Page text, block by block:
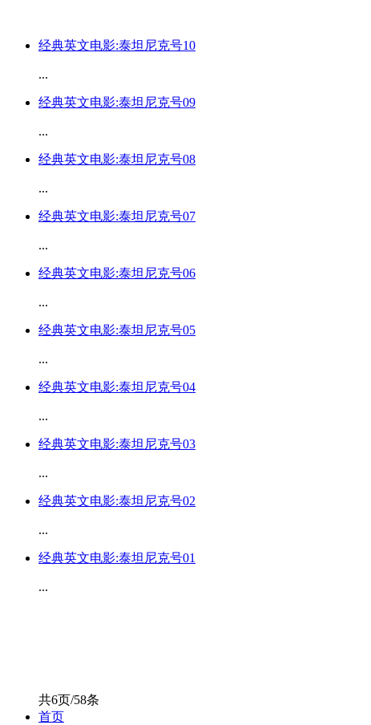
经典英文电影:泰坦尼克号10
...
经典英文电影:泰坦尼克号09
...
经典英文电影:泰坦尼克号08
...
经典英文电影:泰坦尼克号07
...
经典英文电影:泰坦尼克号06
...
经典英文电影:泰坦尼克号05
...
经典英文电影:泰坦尼克号04
...
经典英文电影:泰坦尼克号03
...
经典英文电影:泰坦尼克号02
...
经典英文电影:泰坦尼克号01
...
共6页/58条
首页